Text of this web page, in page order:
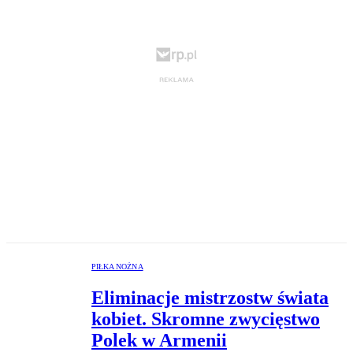
PIŁKA NOŻNA
Eliminacje mistrzostw świata
kobiet. Skromne zwycięstwo
Polek w Armenii